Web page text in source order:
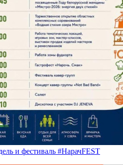
и фестиваль #НарачFEST